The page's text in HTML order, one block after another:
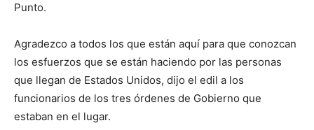
Punto.
Agradezco a todos los que están aquí para que conozcan
los esfuerzos que se están haciendo por las personas
que llegan de Estados Unidos, dijo el edil a los
funcionarios de los tres órdenes de Gobierno que
estaban en el lugar.